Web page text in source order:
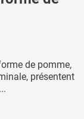
de pomme,
présentent